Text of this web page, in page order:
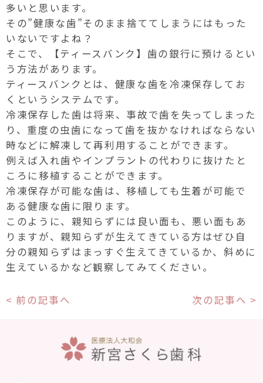
多いと思います。
その”健康な歯”そのまま捨ててしまうにはもった
いないですよね？
そこで、【ティースバンク】歯の銀行に預けるとい
う方法があります。
ティースバンクとは、健康な歯を冷凍保存してお
くというシステムです。
冷凍保存した歯は将来、事故で歯を失ってしまった
り、重度の虫歯になって歯を抜かなければならない
時などに解凍して再利用することができます。
例えば入れ歯やインプラントの代わりに抜けたと
ころに移植することができます。
冷凍保存が可能な歯は、移植しても生着が可能で
ある健康な歯に限ります。
このように、親知らずには良い面も、悪い面もあ
りますが、親知らずが生えてきている方はぜひ自
分の親知らずはまっすぐ生えてきているか、斜めに
生えているかなど観察してみてください。
< 前の記事へ 次の記事へ >